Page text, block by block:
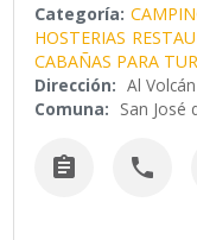
Categoría:
HOSTERIAS
CABAÑAS PARA
Dirección: Al
Comuna: San José
 